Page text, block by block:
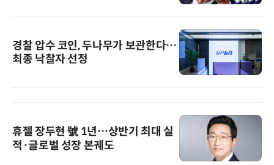
경찰 압수 코인, 두나무가 보관한다…
최종 낙찰자 선정
휴젤 장두현 號 1년…상반기 최대 실
적·글로벌 성장 본궤도